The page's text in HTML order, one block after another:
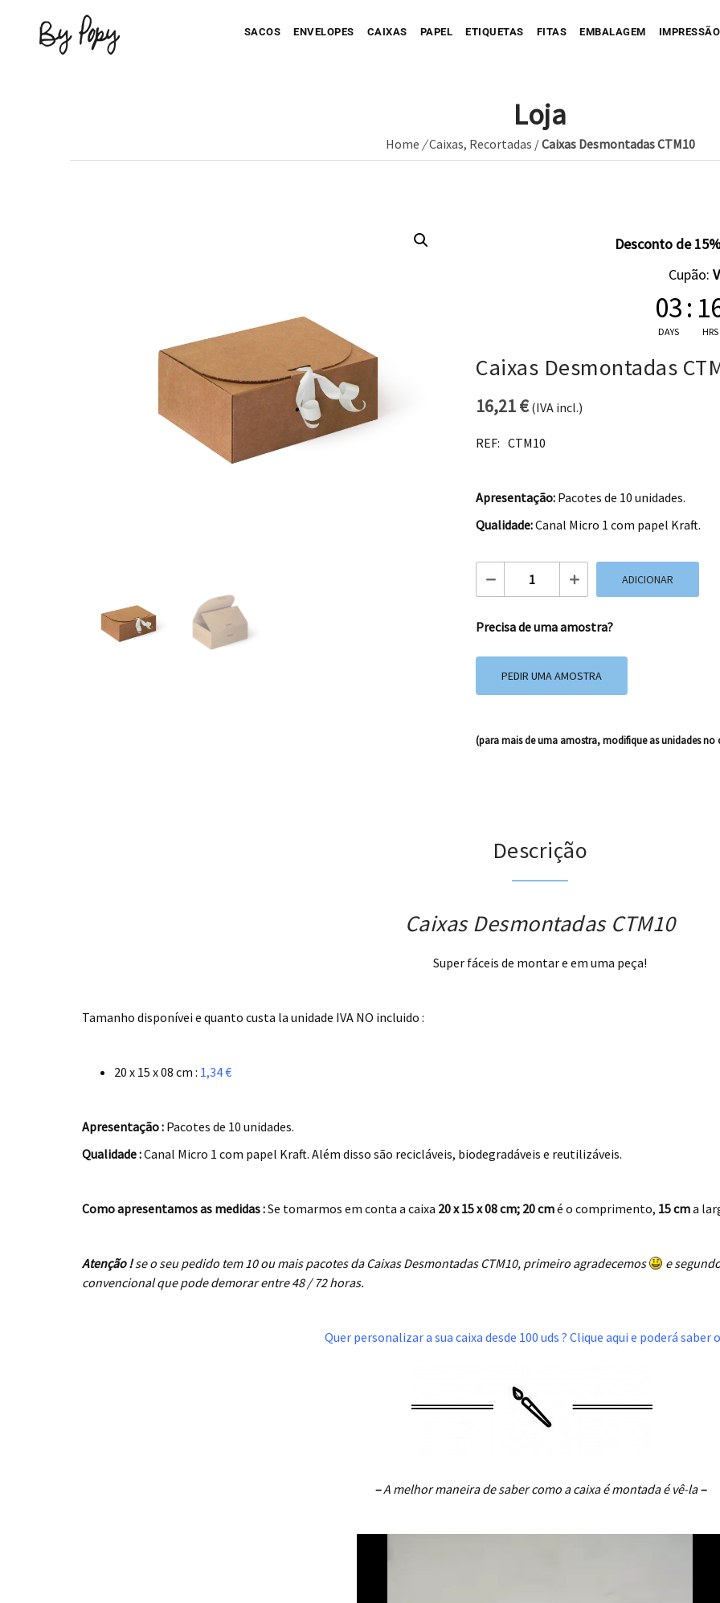
SACOS ENVELOPES CAIXAS
Sua Caixa Impressa Caixa Recortada
Caixa Full Color
PAPEL ETIQUETAS
Sua Etiqueta Impressa Etiqueta
FITAS EMBALAGEM
Sua Fita Adesiva
Loja
Home /Caixas, Recortadas /Caixas Desmontadas CTM10
Desconto de
Cupão:
03
DAYS
:
HRS
Caixas Desmontadas
16,21€(IVA incl.)
REF: CTM10
Apresentação: Pacotes de 10 unidades.
Qualidade:Canal Micro 1 com papel Kraft.
Quantidade de Caixas Desmontadas
ADICIONAR
Precisa de uma amostra?
PEDIR UMA AMOSTRA
(para mais de uma amostra, modifique as unidades no
Descrição
Caixas Desmontadas CTM10
Super fáceis de montar e em uma peça!
Tamanho disponívei e quanto custa la unidade IVA NO incluido :
20 x 15 x 08 cm : 1,34 €
Apresentação : Pacotes de 10 unidades.
Qualidade :Canal Micro 1 com papel Kraft. Além disso são recicláveis, biodegradáveis e reutilizáveis.
Como apresentamos as medidas :Se tomarmos em conta a caixa 20 x 15 x 08 cm; 20 cmé o comprimento, 15 cma
Atenção !se o seu pedido tem 10 ou mais pacotes da Caixas Desmontadas CTM10, primeiro agradecemos
e
convencional que pode demorar entre 48 / 72 horas.
Quer personalizar a sua caixa desde 100 uds ? Clique aqui e poderá saber
–A melhor maneira de saber como a caixa é montada é vê-la–